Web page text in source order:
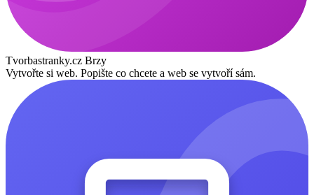
Tvorbastranky.cz Brzy
Vytvořte si web. Popište co chcete a web se vytvoří sám.